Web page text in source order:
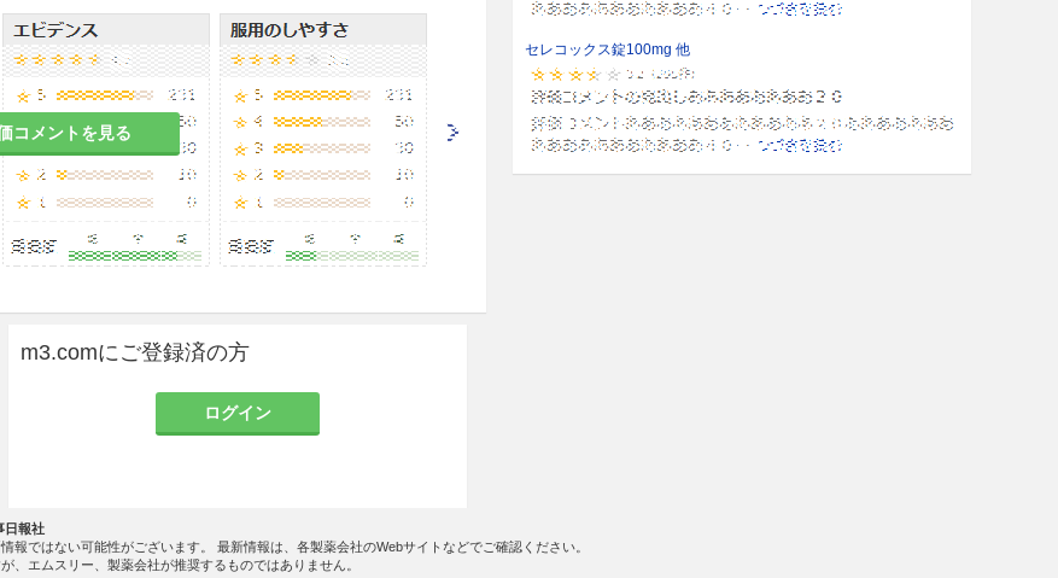
コメントを見る
m3.comにご登録済の方
ログイン
セレコックス錠100mg 他
日報社
ではない可能性がございます。 最新情報は、各製薬会社のWebサイトなどでご確認ください。
、エムスリー、製薬会社が推奨するものではありません。